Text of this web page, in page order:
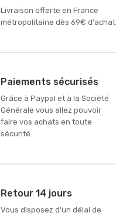
Livraison offerte en France
métropolitaine dès 69€ d'achat.
Paiements sécurisés
Grâce à Paypal et à la Société
Générale vous allez pouvoir
faire vos achats en toute
sécurité.
Retour 14 jours
Vous disposez d'un délai de